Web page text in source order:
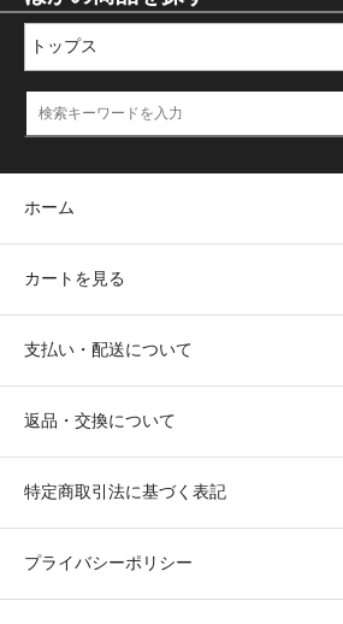
ホーム
カートを見る
支払い・配送について
返品・交換について
特定商取引法に基づく表記
プライバシーポリシー